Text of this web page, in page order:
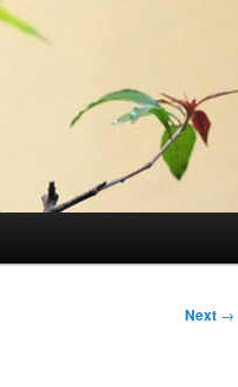
Next →